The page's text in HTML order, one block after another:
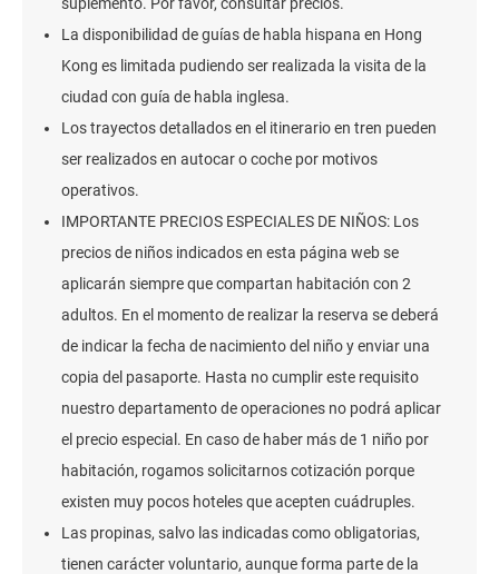
La disponibilidad de guías de habla hispana en Hong
Kong es limitada pudiendo ser realizada la visita de la
ciudad con guía de habla inglesa.
Los trayectos detallados en el itinerario en tren pueden
ser realizados en autocar o coche por motivos
operativos.
IMPORTANTE PRECIOS ESPECIALES DE NIÑOS: Los
precios de niños indicados en esta página web se
aplicarán siempre que compartan habitación con 2
adultos. En el momento de realizar la reserva se deberá
de indicar la fecha de nacimiento del niño y enviar una
copia del pasaporte. Hasta no cumplir este requisito
nuestro departamento de operaciones no podrá aplicar
el precio especial. En caso de haber más de 1 niño por
habitación, rogamos solicitarnos cotización porque
existen muy pocos hoteles que acepten cuádruples.
Las propinas, salvo las indicadas como obligatorias,
tienen carácter voluntario, aunque forma parte de la